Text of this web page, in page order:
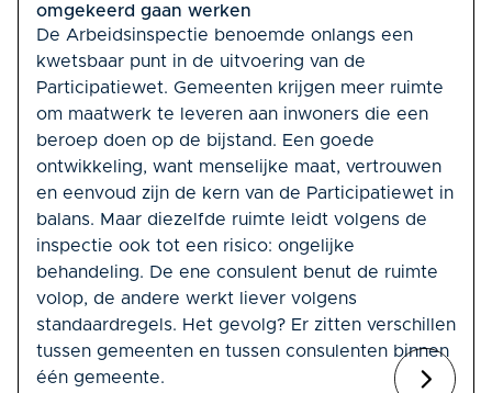
omgekeerd gaan werken
De Arbeidsinspectie benoemde onlangs een
kwetsbaar punt in de uitvoering van de
Participatiewet. Gemeenten krijgen meer ruimte
om maatwerk te leveren aan inwoners die een
beroep doen op de bijstand. Een goede
ontwikkeling, want menselijke maat, vertrouwen
en eenvoud zijn de kern van de Participatiewet in
balans. Maar diezelfde ruimte leidt volgens de
inspectie ook tot een risico: ongelijke
behandeling. De ene consulent benut de ruimte
volop, de andere werkt liever volgens
standaardregels. Het gevolg? Er zitten verschillen
tussen gemeenten en tussen consulenten binnen
één gemeente.